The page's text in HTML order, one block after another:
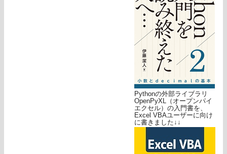
Pythonの外部ライブラリ
OpenPyXL（オープンパイ
エクセル）の入門書を、
Excel VBAユーザーに向け
に書きました↓↓